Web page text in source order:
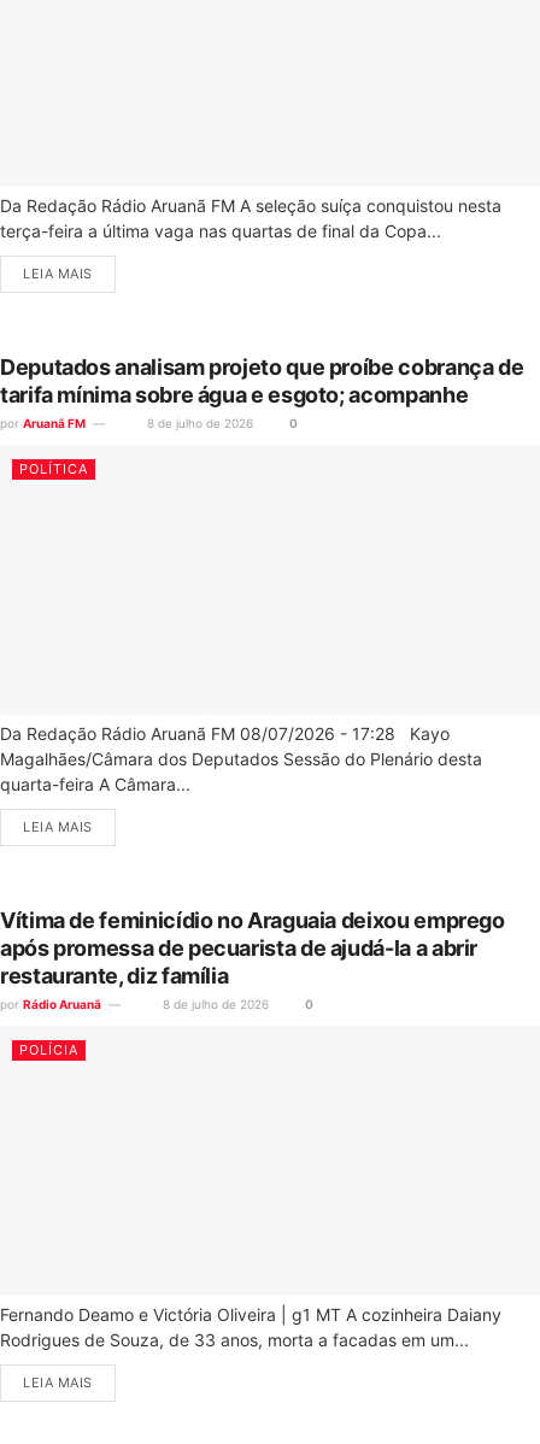
Da Redação Rádio Aruanã FM A seleção suíça conquistou nesta
terça-feira a última vaga nas quartas de final da Copa...
LEIA MAIS
Deputados analisam projeto que proíbe cobrança de
tarifa mínima sobre água e esgoto; acompanhe
por Aruanã FM 8 de julho de 2026 0
POLÍTICA
Da Redação Rádio Aruanã FM 08/07/2026 - 17:28 Kayo
Magalhães/Câmara dos Deputados Sessão do Plenário desta
quarta-feira A Câmara...
LEIA MAIS
Vítima de feminicídio no Araguaia deixou emprego
após promessa de pecuarista de ajudá-la a abrir
restaurante, diz família
por Rádio Aruanã 8 de julho de 2026 0
POLÍCIA
Fernando Deamo e Victória Oliveira | g1 MT A cozinheira Daiany
Rodrigues de Souza, de 33 anos, morta a facadas em um...
LEIA MAIS